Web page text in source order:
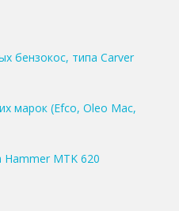
бензокос, типа Carver
марок (Efco, Oleo Mac,
Hammer MTK 620